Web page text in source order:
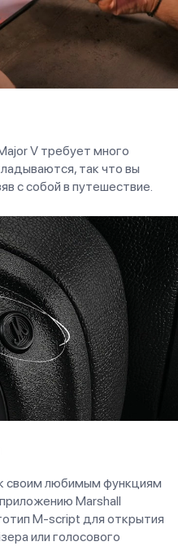
V требует много
так что вы
с собой в путешествие.
своим любимым функциям
Marshall
M-script для открытия
или голосового